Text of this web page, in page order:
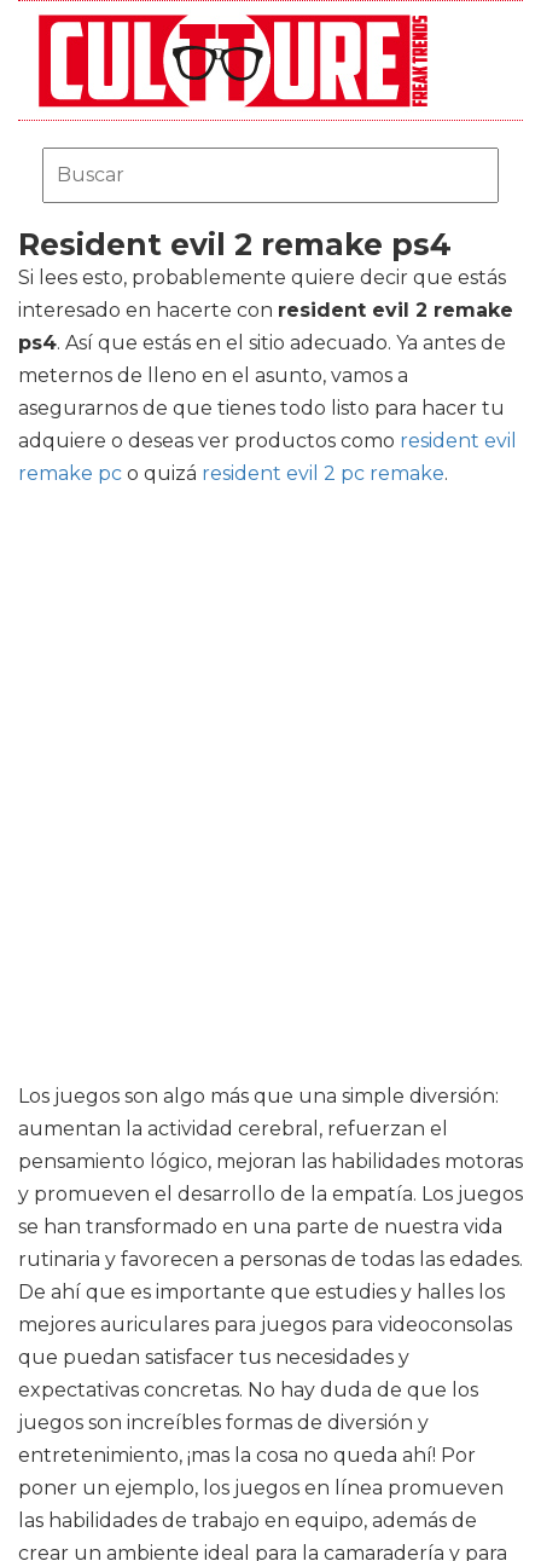
Resident evil 2 remake ps4
Si lees esto, probablemente quiere decir que estás
interesado en hacerte con resident evil 2 remake
ps4. Así que estás en el sitio adecuado. Ya antes de
meternos de lleno en el asunto, vamos a
asegurarnos de que tienes todo listo para hacer tu
adquiere o deseas ver productos como resident evil
remake pc o quizá resident evil 2 pc remake.
Los juegos son algo más que una simple diversión:
aumentan la actividad cerebral, refuerzan el
pensamiento lógico, mejoran las habilidades motoras
y promueven el desarrollo de la empatía. Los juegos
se han transformado en una parte de nuestra vida
rutinaria y favorecen a personas de todas las edades.
De ahí que es importante que estudies y halles los
mejores auriculares para juegos para videoconsolas
que puedan satisfacer tus necesidades y
expectativas concretas. No hay duda de que los
juegos son increíbles formas de diversión y
entretenimiento, ¡mas la cosa no queda ahí! Por
poner un ejemplo, los juegos en línea promueven
las habilidades de trabajo en equipo, además de
crear un ambiente ideal para la camaradería y para